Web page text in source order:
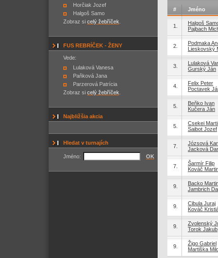
Horčiak Jozef
Halgoš Samo
Zobraz si celý žebříček
FUS REBRÍČEK - ŽENY
Vede:
Lulaková Vanesa
Paňková Jana
Parzerová Patrícia
Zobraz si celý žebříček
Najbližšia akcia
Hledat v turnajích
Jméno: OK
# Jméno
1.
Halgoš
Pajbach
2.
Podmaka
Lieskovský
3.
Lulaková
Gurský Ján
4.
Felix Peter
Poctavek
5.
Beňko Ivan
Kučera Ján
5.
Csekei
Saibot Jozef
7.
Józsová
Jacková
7.
Šarmír Filip
Kováč
9.
Backo
Jambrich
9.
Cibula Juraj
Kováč
9.
Zvolenský
Torok Jakub
9.
Žigo Gabriel
Martiška